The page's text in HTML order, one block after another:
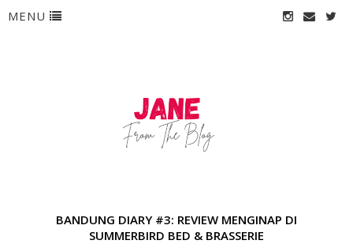
MENU
BANDUNG DIARY #3: REVIEW MENGINAP DI
SUMMERBIRD BED & BRASSERIE